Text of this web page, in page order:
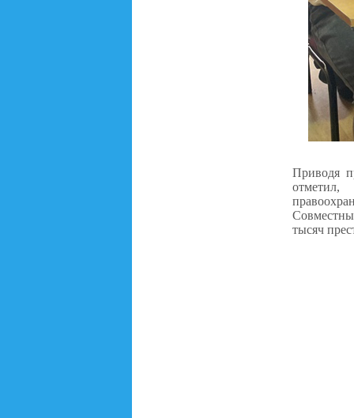
Приводя
тысяч